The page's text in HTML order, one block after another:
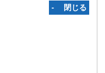
‐ 閉じる